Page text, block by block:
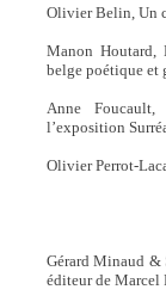
Olivier Belin, Un
Manon Houtard,
belge poétique et
Anne Foucault,
l’exposition
Olivier Perrot-
Gérard Minaud &
éditeur de Marcel